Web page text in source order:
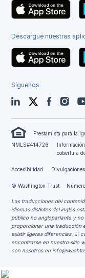
Descargue nuestras
Síguenos
LinkedIn TwitterFacebook
Prestamista para la
NMLS#414726
cobertura
Accesibilidad
Divulgaciones
© Washington Trust
Las traducciones del
idiomas distintos del inglés
público no angloparlante y
proporcionar una traducción
existir ligeras diferencias. El
encontrarse en nuestro sitio
con nosotros en